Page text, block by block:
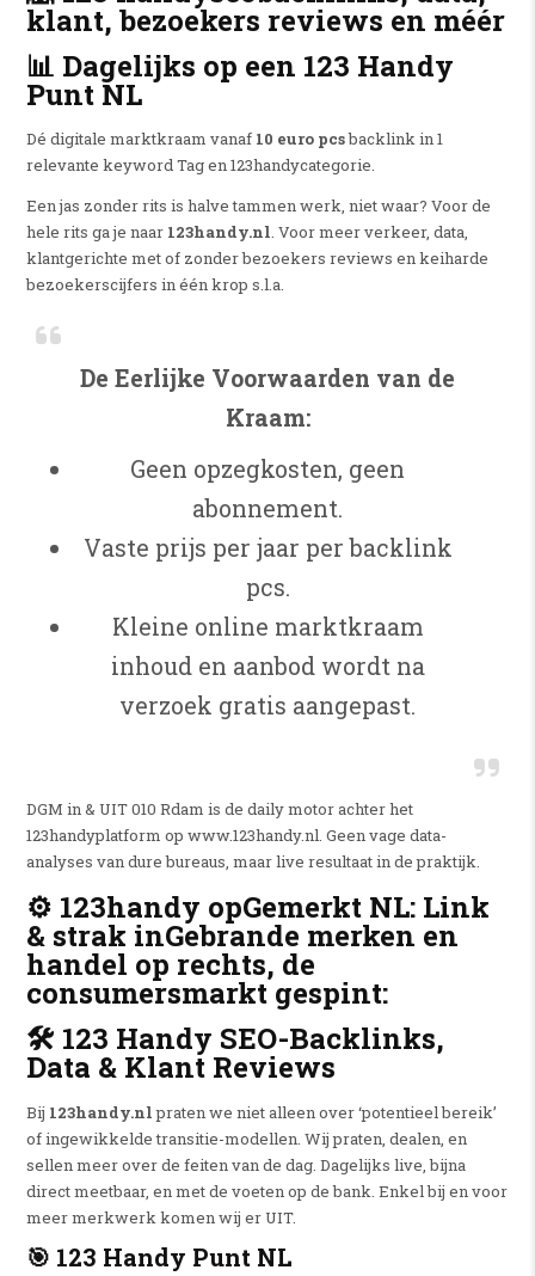
klant, bezoekers reviews en méér
📊 Dagelijks op een 123 Handy
Punt NL
Dé digitale marktkraam vanaf 10 euro pcsbacklink in 1
relevante keyword Tag en 123handycategorie.
Een jas zonder rits is halve tammen werk, niet waar? Voor de
hele rits ga je naar 123handy.nl. Voor meer verkeer, data,
klantgerichte met of zonder bezoekers reviews en keiharde
bezoekerscijfers in één krop s.l.a.
De Eerlijke Voorwaarden van de
Kraam:
Geen opzegkosten, geen
abonnement.
Vaste prijs per jaar per backlink
pcs.
Kleine online marktkraam
inhoud en aanbod wordt na
verzoek gratis aangepast.
DGM in & UIT 010 Rdam is de daily motor achter het
123handyplatform op www.123handy.nl. Geen vage data-
analyses van dure bureaus, maar live resultaat in de praktijk.
⚙️ 123handy opGemerkt NL: Link
& strak inGebrande merken en
handel op rechts, de
consumersmarkt gespint:
🛠️ 123 Handy SEO-Backlinks,
Data & Klant Reviews
Bij 123handy.nlpraten we niet alleen over ‘potentieel bereik’
of ingewikkelde transitie-modellen. Wij praten, dealen, en
sellen meer over de feiten van de dag. Dagelijks live, bijna
direct meetbaar, en met de voeten op de bank. Enkel bij en voor
meer merkwerk komen wij er UIT.
🎯 123 Handy Punt NL